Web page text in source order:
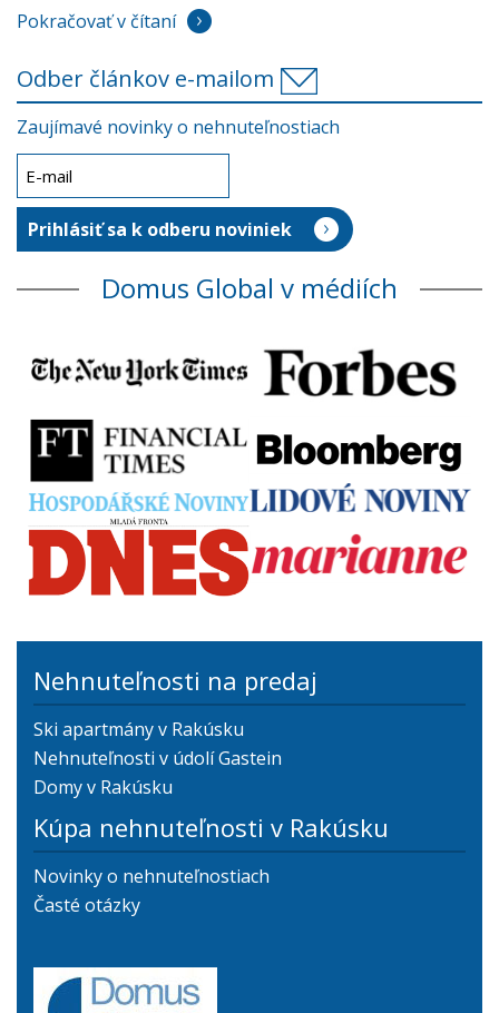
Pokračovať v čítaní
Odber článkov e-mailom
Zaujímavé novinky o nehnuteľnostiach
Domus Global v médiích
Nehnuteľnosti na predaj
Ski apartmány v Rakúsku
Nehnuteľnosti v údolí Gastein
Domy v Rakúsku
Kúpa nehnuteľnosti v Rakúsku
Novinky o nehnuteľnostiach
Časté otázky